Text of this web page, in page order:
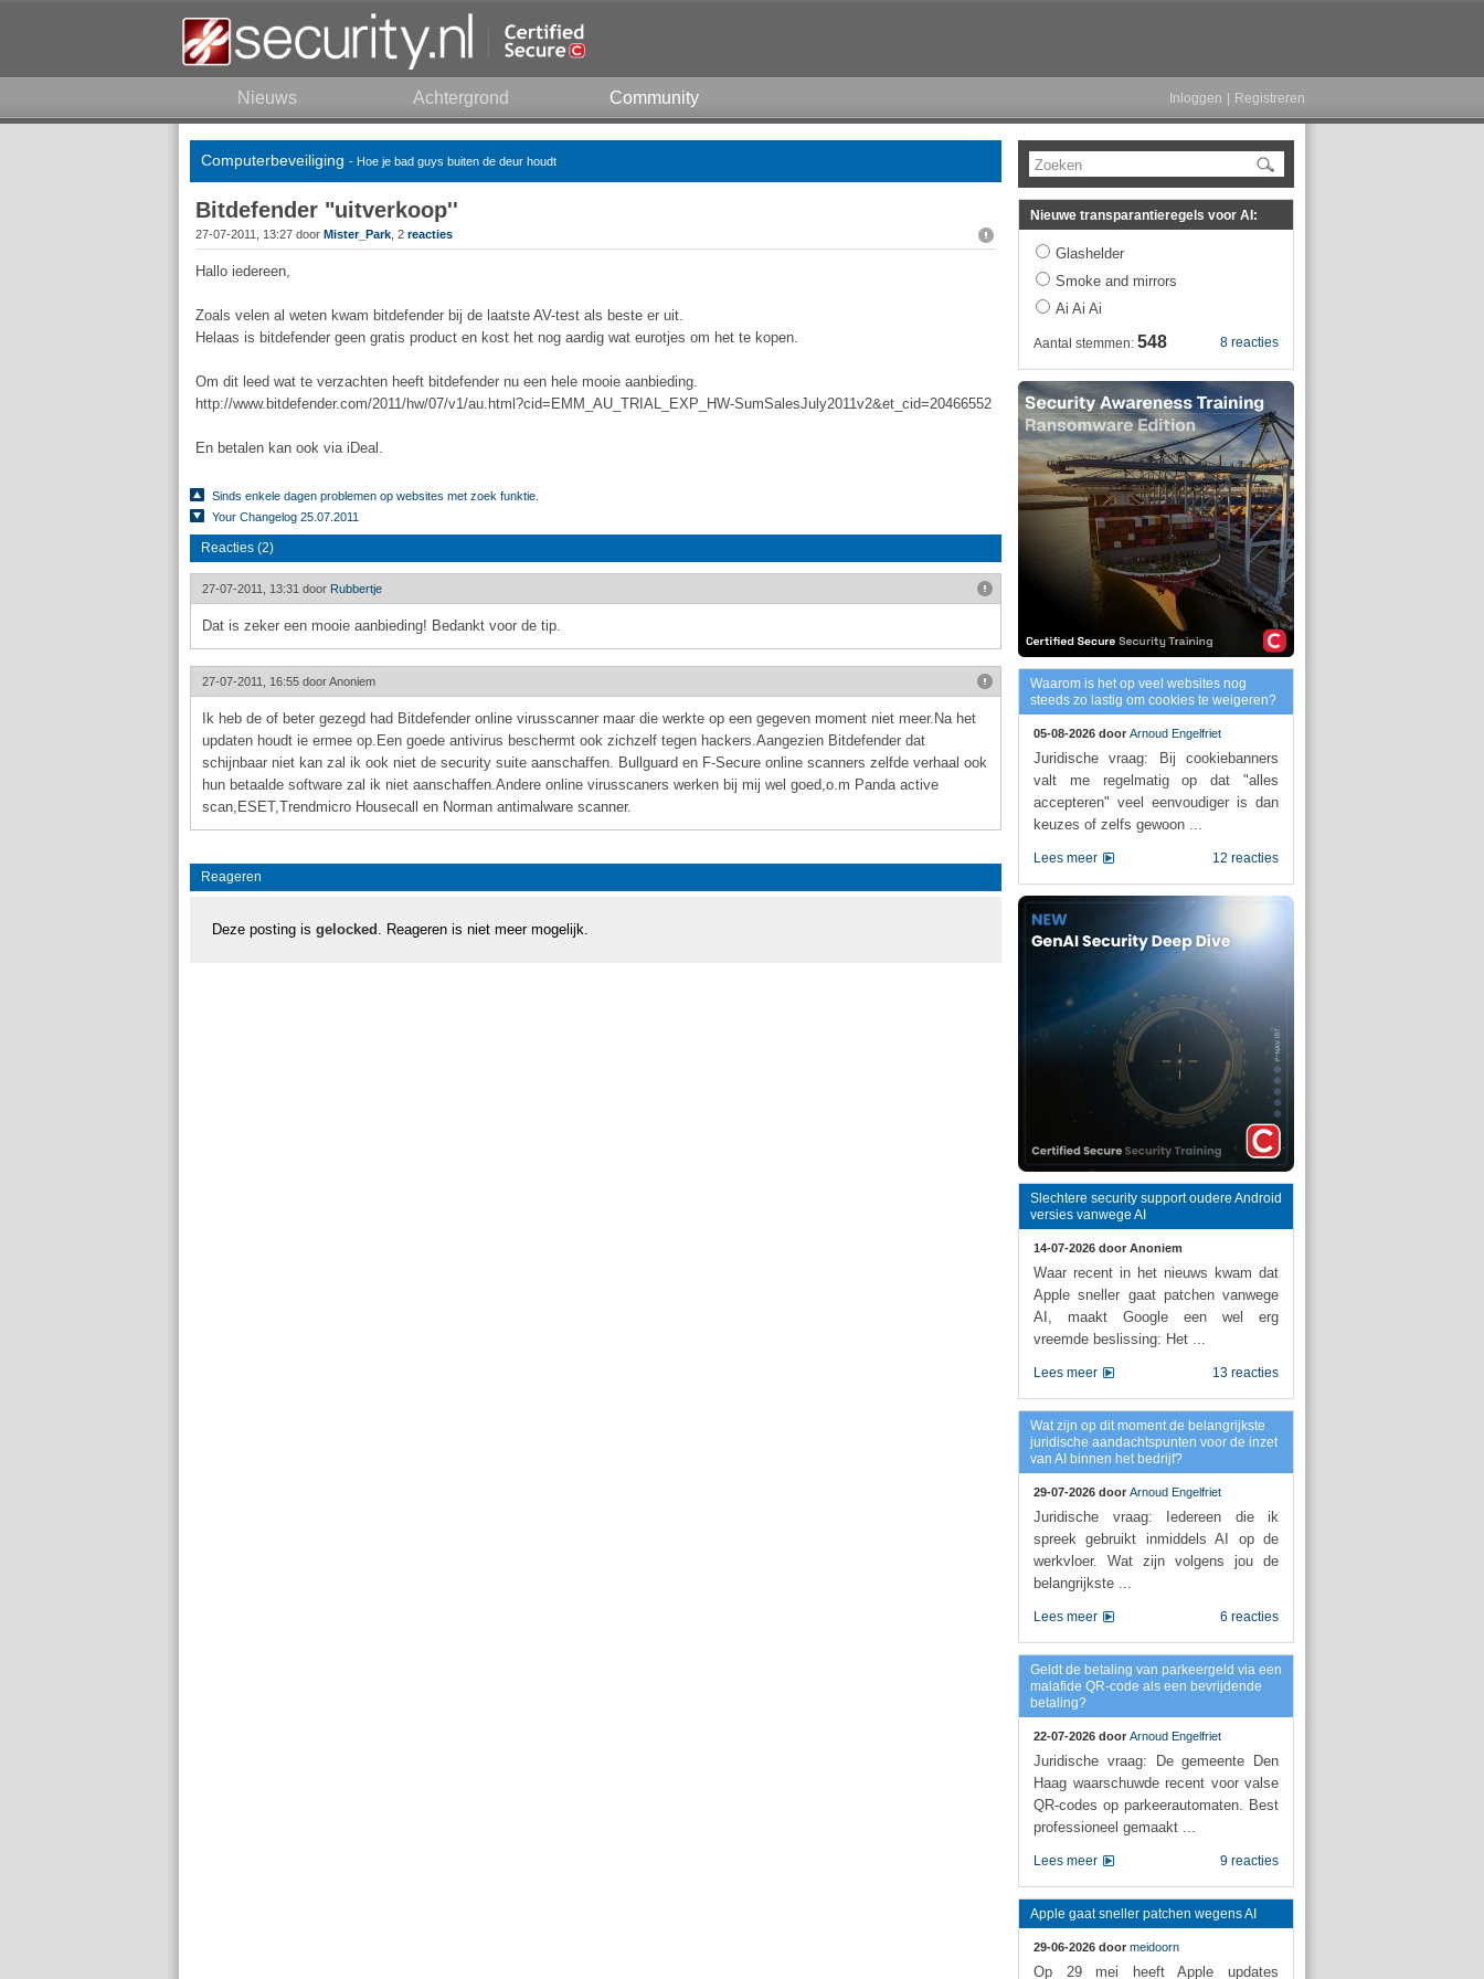
Nieuws Achtergrond Community Inloggen Registreren
Computerbeveiliging - Hoe je bad guys buiten de deur houdt
Bitdefender "uitverkoop''
27-07-2011, 13:27 door Mister_Park , 2 reacties
Hallo iedereen,
Zoals velen al weten kwam bitdefender bij de laatste AV-test als beste er uit.
Helaas is bitdefender geen gratis product en kost het nog aardig wat eurotjes om het te kopen.
Om dit leed wat te verzachten heeft bitdefender nu een hele mooie aanbieding.
http://www.bitdefender.com/2011/hw/07/v1/au.html?cid=EMM_AU_TRIAL_EXP_HW-SumSalesJuly2011v2&et_cid=20466552
En betalen kan ook via iDeal.
Sinds enkele dagen problemen op websites met zoek funktie.
Your Changelog 25.07.2011
Reacties (2)
27-07-2011, 13:31 door Rubbertje
Dat is zeker een mooie aanbieding! Bedankt voor de tip.
27-07-2011, 16:55 doorAnoniem
Ik heb de of beter gezegd had Bitdefender online virusscanner maar die werkte op een gegeven moment niet meer.Na het
updaten houdt ie ermee op.Een goede antivirus beschermt ook zichzelf tegen hackers.Aangezien Bitdefender dat
schijnbaar niet kan zal ik ook niet de security suite aanschaffen. Bullguard en F-Secure online scanners zelfde verhaal ook
hun betaalde software zal ik niet aanschaffen.Andere online virusscaners werken bij mij wel goed,o.m Panda active
scan,ESET,Trendmicro Housecall en Norman antimalware scanner.
Reageren
Deze posting is gelocked . Reageren is niet meer mogelijk.
Zoeken
Nieuwe transparantieregels voor AI:
Glashelder
Smoke and mirrors
Ai Ai Ai
8 reacties
Aantal stemmen: 548
Waarom is het op veel websites nog
steeds zo lastig om cookies te weigeren?
05-08-2026 door Arnoud Engelfriet
Juridische vraag: Bij cookiebanners
valt me regelmatig op dat "alles
accepteren" veel eenvoudiger is dan
keuzes of zelfs gewoon ...
12 reacties
Lees meer
Slechtere security support oudere Android
versies vanwege AI
14-07-2026 door Anoniem
Waar recent in het nieuws kwam dat
Apple sneller gaat patchen vanwege
AI, maakt Google een wel erg
vreemde beslissing: Het ...
13 reacties
Lees meer
Wat zijn op dit moment de belangrijkste
juridische aandachtspunten voor de inzet
van AI binnen het bedrijf?
29-07-2026 door Arnoud Engelfriet
Juridische vraag: Iedereen die ik
spreek gebruikt inmiddels AI op de
werkvloer. Wat zijn volgens jou de
belangrijkste ...
6 reacties
Lees meer
Geldt de betaling van parkeergeld via een
malafide QR-code als een bevrijdende
betaling?
22-07-2026 door Arnoud Engelfriet
Juridische vraag: De gemeente Den
Haag waarschuwde recent voor valse
QR-codes op parkeerautomaten. Best
professioneel gemaakt ...
9 reacties
Lees meer
Apple gaat sneller patchen wegens AI
29-06-2026 door meidoorn
Op 29 mei heeft Apple updates